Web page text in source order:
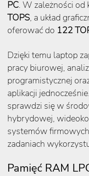
PC. W zależności od
TOPS, a układ
oferować do 122
Dzięki temu laptop
pracy biurowej,
programistycznej
aplikacji
sprawdzi się w
hybrydowej,
systemów
zadaniach
Pamięć RAM